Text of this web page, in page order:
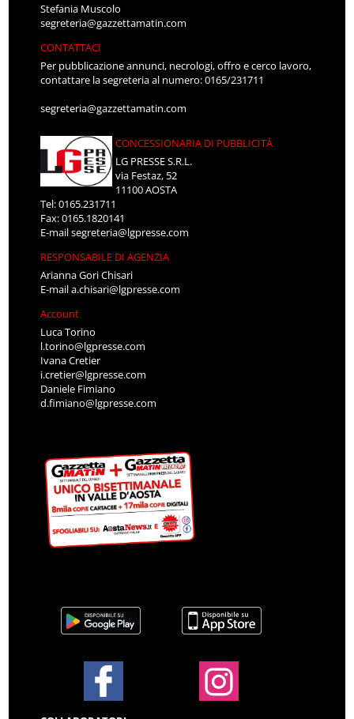
Stefania Muscolo
segreteria@gazzettamatin.com
CONTATTACI
Per pubblicazione annunci, necrologi, offro e cerco lavoro,
contattare la segreteria al numero: 0165/231711
segreteria@gazzettamatin.com
CONCESSIONARIA DI PUBBLICITÀ
LG PRESSE S.R.L.
via Festaz, 52
11100 AOSTA
Tel: 0165.231711
Fax: 0165.1820141
E-mailsegreteria@lgpresse.com
RESPONSABILE DI AGENZIA
Arianna Gori Chisari
E-maila.chisari@lgpresse.com
Account
Luca Torino
l.torino@lgpresse.com
Ivana Cretier
i.cretier@lgpresse.com
Daniele Fimiano
d.fimiano@lgpresse.com